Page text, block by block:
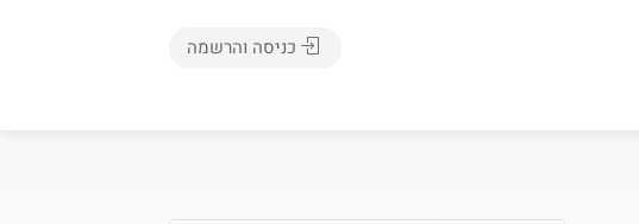
כניסה והרשמה